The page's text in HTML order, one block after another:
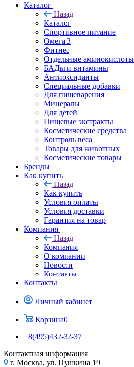
Каталог
Назад
Каталог
Спортивное питание
Омега 3
Фитнес
Отдельные аминокислоты
БАДы и витамины
Антиоксиданты
Специальные добавки
Для пищеварения
Минералы
Для детей
Пищевые экстракты
Косметические средства
Контроль веса
Товары для животных
Косметические товары
Бренды
Как купить
Назад
Как купить
Условия оплаты
Условия доставки
Гарантия на товар
Компания
Назад
Компания
О компании
Новости
Контакты
Контакты
Личный кабинет
Корзина0
8(495)432-32-37
Контактная информация
г. Москва, ул. Пушкина 19